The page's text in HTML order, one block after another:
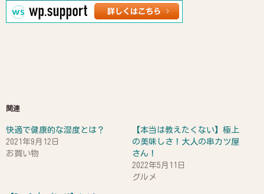
関連
快適で健康的な湿度とは？
2021年9月12日
お買い物
【本当は教えたくない】極上
の美味しさ！大人の串カツ屋
さん！
2022年5月11日
グルメ